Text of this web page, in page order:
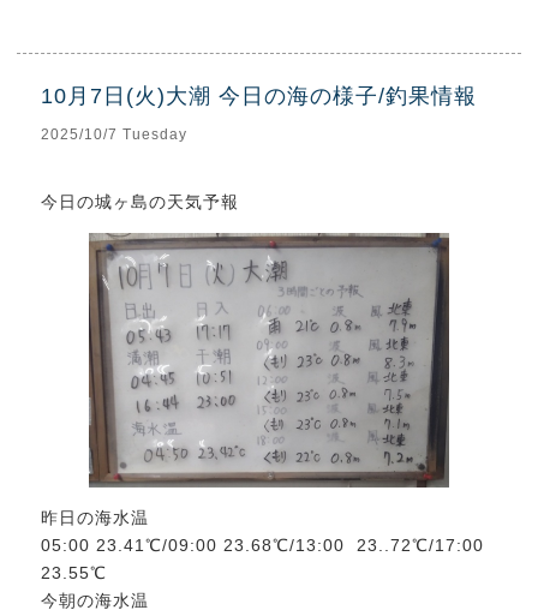
10月7日(火)大潮 今日の海の様子/釣果情報
2025/10/7 Tuesday
今日の城ヶ島の天気予報
昨日の海水温
05:00 23.41℃/09:00 23.68℃/13:00 23..72℃/17:00
23.55℃
今朝の海水温